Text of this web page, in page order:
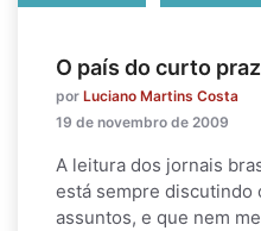
O país do curto
por Luciano Martins Costa
19 de novembro de 2009
A leitura dos jornais
está sempre discutindo
assuntos, e que nem